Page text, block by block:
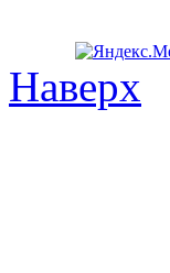
Наверх